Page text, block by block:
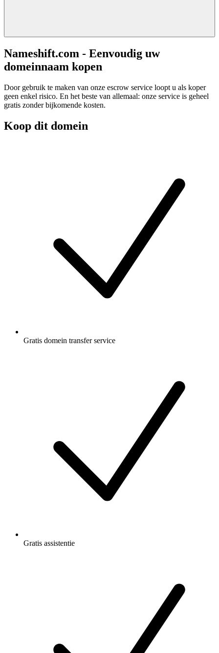
Nameshift.com - Eenvoudig uw
domeinnaam kopen
Door gebruik te maken van onze escrow service loopt u als koper
geen enkel risico. En het beste van allemaal: onze service is geheel
gratis zonder bijkomende kosten.
Koop dit domein
Gratis domein transfer service
Gratis assistentie